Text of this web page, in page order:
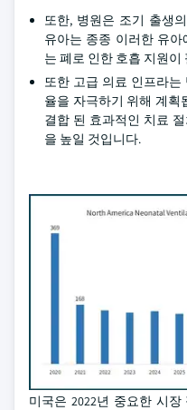
또한, 병원은 조기 출생
유아는 종종 이러한 유
는 폐로 인한 호흡 지원이
또한 고급 의료 인프라
율을 자극하기 위해 계획
결합 된 효과적인 치료
을 높일 것입니다.
미국은 2022년 중요한 시